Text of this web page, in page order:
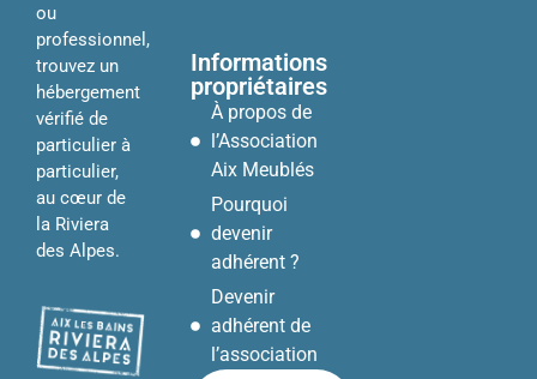
ou
professionnel,
trouvez un
hébergement
vérifié de
particulier à
particulier,
au cœur de
la Riviera
des Alpes.
Informations
propriétaires
À propos de
l’Association
Aix Meublés
Pourquoi
devenir
adhérent ?
Devenir
adhérent de
l’association